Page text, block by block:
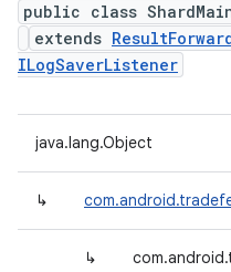
public class
extends
ILogSaverListener
java.lang.Object
↳
↳